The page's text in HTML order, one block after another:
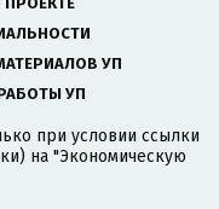
УП
УП
при условии ссылки
на "Экономическую